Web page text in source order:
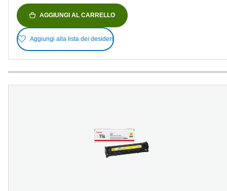
AGGIUNGI AL CARRELLO
Aggiungi alla lista dei desideri